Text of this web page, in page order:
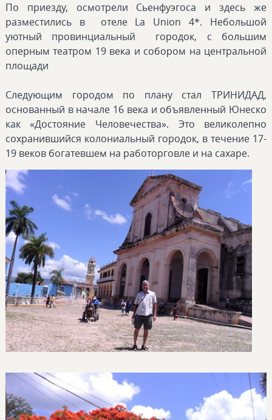
По приезду, осмотрели Сьенфуэгоса и здесь же
разместились в отеле La Union 4*. Небольшой
уютный провинциальный городок, с большим
оперным театром 19 века и собором на центральной
площади
Следующим городом по плану стал ТРИНИДАД,
основанный в начале 16 века и объявленный Юнеско
как «Достояние Человечества». Это великолепно
сохранившийся колониальный городок, в течение 17-
19 веков богатевшем на работорговле и на сахаре.